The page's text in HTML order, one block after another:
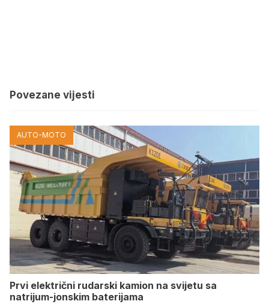
Povezane vijesti
AUTO-MOTO
Prvi električni rudarski kamion na svijetu sa
natrijum-jonskim baterijama